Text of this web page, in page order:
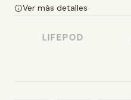
Ver más detalles
LIFEPOD